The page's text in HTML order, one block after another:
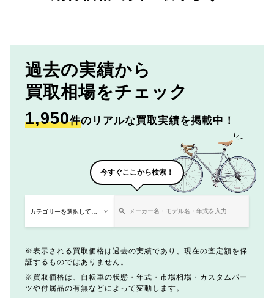
過去の実績から
買取相場をチェック
1,950件のリアルな買取実績を掲載中！
今すぐここから検索！
表示される買取価格は過去の実績であり、現在の査定額を保
証するものではありません。
買取価格は、自転車の状態・年式・市場相場・カスタムパー
ツや付属品の有無などによって変動します。